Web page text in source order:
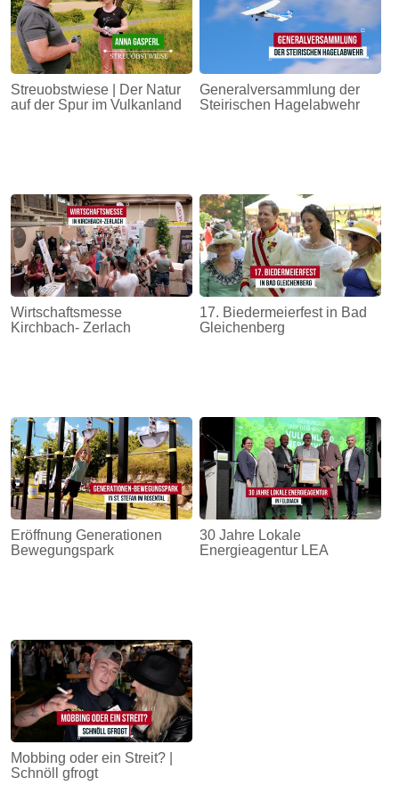
Streuobstwiese | Der Natur
auf der Spur im Vulkanland
Generalversammlung der
Steirischen Hagelabwehr
Wirtschaftsmesse
Kirchbach- Zerlach
17. Biedermeierfest in Bad
Gleichenberg
Eröffnung Generationen
Bewegungspark
30 Jahre Lokale
Energieagentur LEA
Mobbing oder ein Streit? |
Schnöll gfrogt